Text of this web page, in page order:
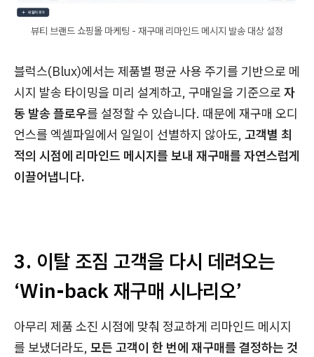
뷰티 브랜드 쇼핑몰 마케팅 - 재구매 리마인드 메시지 발송 대상 설정
블럭스(Blux)에서는 제품별 평균 사용 주기를 기반으로 메
시지 발송 타이밍을 미리 설계하고, 구매일을 기준으로 자
동 발송 플로우를 설정할 수 있습니다. 때문에 재구매 오디
언스를 엑셀파일에서 일일이 선별하지 않아도, 고객별 최
적의 시점에 리마인드 메시지를 보내 재구매를 자연스럽게
이끌어냅니다.
3. 이탈 조짐 고객을 다시 데려오는
‘Win-back 재구매 시나리오’
아무리 제품 소진 시점에 맞춰 정교하게 리마인드 메시지
를 보냈더라도, 모든 고객이 한 번에 재구매를 결정하는 것